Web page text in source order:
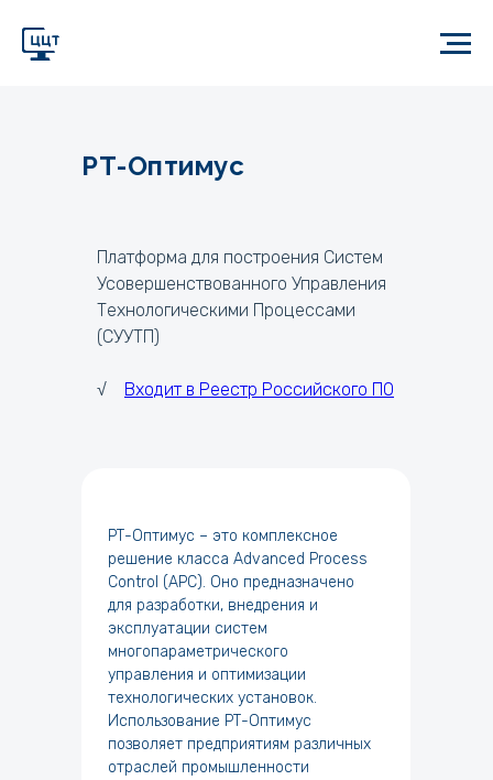
РТ-Оптимус
Платформа для построения Систем
Усовершенствованного Управления
Технологическими Процессами
(СУУТП)
√ Входит в Реестр Российского ПО
РТ-Оптимус – это комплексное
решение класса Advanced Process
Control (APC). Оно предназначено
для разработки, внедрения и
эксплуатации систем
многопараметрического
управления и оптимизации
технологических установок.
Использование РТ-Оптимус
позволяет предприятиям различных
отраслей промышленности